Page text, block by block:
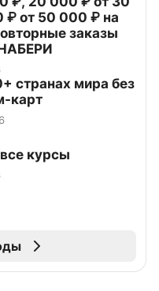
от 50 000 ₽ на
заказы
странах мира без
карт
курсы